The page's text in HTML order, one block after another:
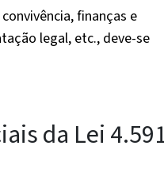
finanças e
legal, etc., deve-se
da Lei